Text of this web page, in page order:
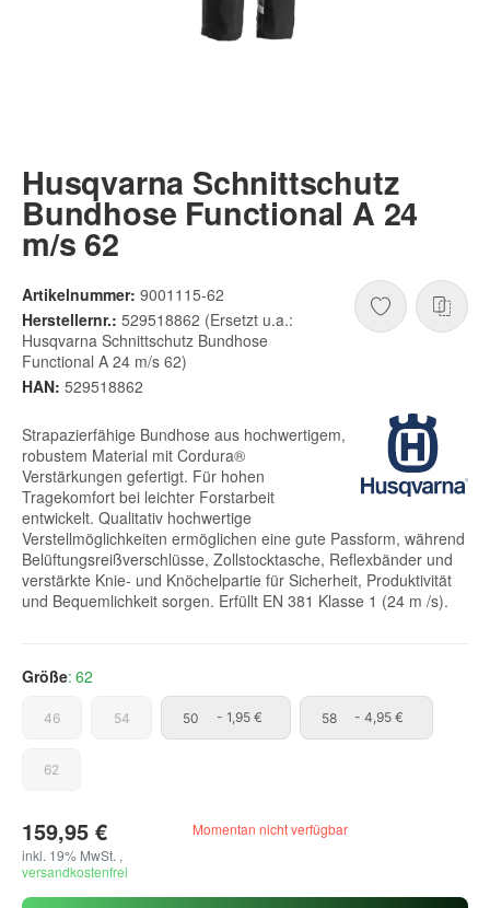
Husqvarna Schnittschutz
Bundhose Functional A 24
m/s 62
Artikelnummer: 9001115-62
Herstellernr.: 529518862 (Ersetzt u.a.:
Husqvarna Schnittschutz Bundhose
Functional A 24 m/s 62)
HAN: 529518862
Strapazierfähige Bundhose aus hochwertigem,
robustem Material mit Cordura®
Verstärkungen gefertigt. Für hohen
Tragekomfort bei leichter Forstarbeit
entwickelt. Qualitativ hochwertige
Verstellmöglichkeiten ermöglichen eine gute Passform, während
Belüftungsreißverschlüsse, Zollstocktasche, Reflexbänder und
verstärkte Knie- und Knöchelpartie für Sicherheit, Produktivität
und Bequemlichkeit sorgen. Erfüllt EN 381 Klasse 1 (24 m /s).
Größe 62
4646 5454 50 - 1,95 € 58 - 4,95 €
62
159,95 €
inkl. 19% MwSt. ,
versandkostenfrei
Momentan nicht verfügbar